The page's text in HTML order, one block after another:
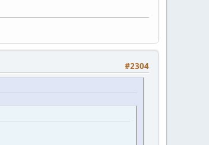
#2304